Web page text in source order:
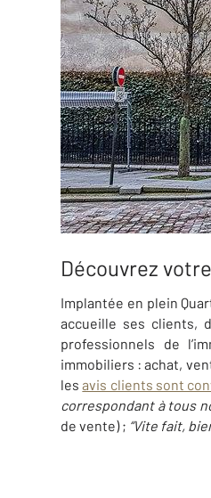
Découvrez
Implantée en plein
accueille ses clients,
professionnels de
immobiliers : achat,
lesavis clients sont
correspondant à tous
de vente) ; “Vite fait,